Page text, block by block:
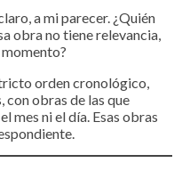
a mi parecer. ¿Quién
obra no tiene relevancia,
orden cronológico,
con obras de las que
mes ni el día. Esas obras